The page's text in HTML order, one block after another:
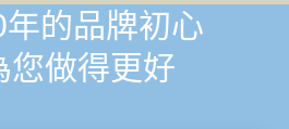
的品牌初心
您做得更好